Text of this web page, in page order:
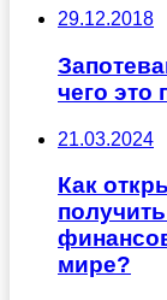
29.12.2018
чего это
21.03.2024
Как
мире?